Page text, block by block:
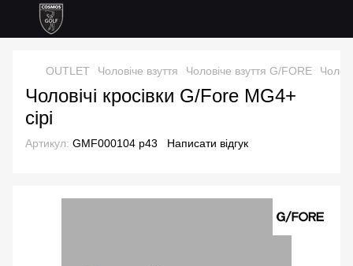
OUTLET Чоловіче взуття Чоловіче взуття G/FORE
Чоловічі кросівки G/Fore MG4+
сірі
Артикул: GMF000104 р43 Написати відгук